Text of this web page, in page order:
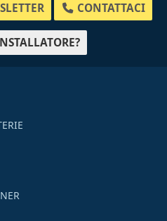
CONTATTACI